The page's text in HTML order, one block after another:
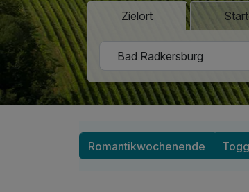
Zielort
Romantikwochenende